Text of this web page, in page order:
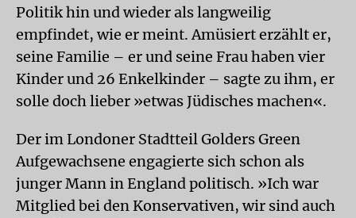
Politik hin und wieder als langweilig
empfindet, wie er meint. Amüsiert erzählt er,
seine Familie – er und seine Frau haben vier
Kinder und 26 Enkelkinder – sagte zu ihm, er
solle doch lieber »etwas Jüdisches machen«.
Der im Londoner Stadtteil Golders Green
Aufgewachsene engagierte sich schon als
junger Mann in England politisch. »Ich war
Mitglied bei den Konservativen, wir sind auch